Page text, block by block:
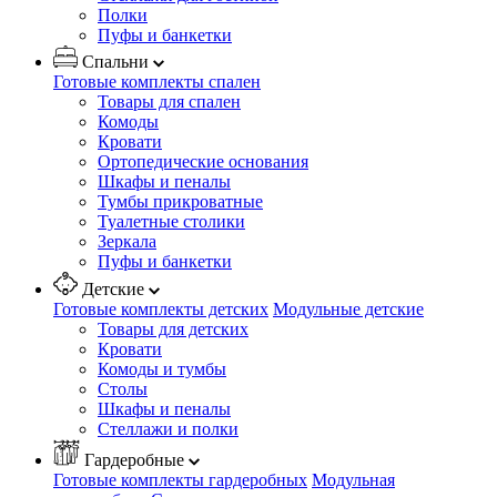
Полки
Пуфы и банкетки
Спальни
Готовые комплекты спален
Товары для спален
Комоды
Кровати
Ортопедические основания
Шкафы и пеналы
Тумбы прикроватные
Туалетные столики
Зеркала
Пуфы и банкетки
Детские
Готовые комплекты детских Модульные детские
Товары для детских
Кровати
Комоды и тумбы
Столы
Шкафы и пеналы
Стеллажи и полки
Гардеробные
Готовые комплекты гардеробных Модульная